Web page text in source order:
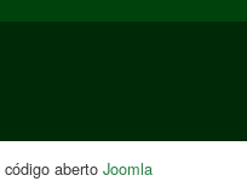
aberto Joomla